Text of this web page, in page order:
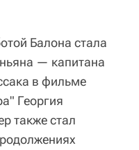
Балона стала
— капитана
в фильме
Георгия
также стал